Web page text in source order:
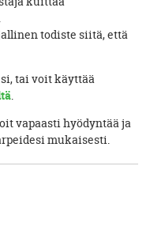
todiste siitä, että
tai voit käyttää
vapaasti hyödyntää ja
mukaisesti.